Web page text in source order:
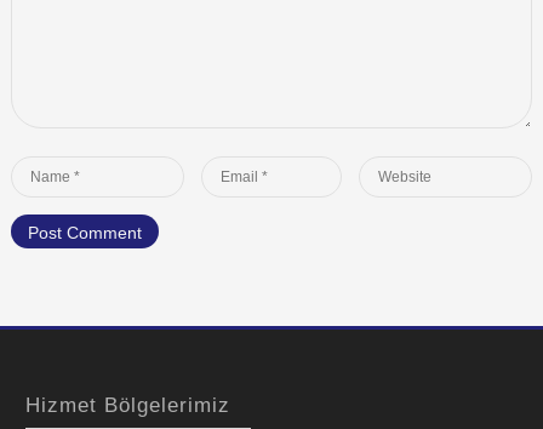
Name
Email
Website
Hizmet Bölgelerimiz